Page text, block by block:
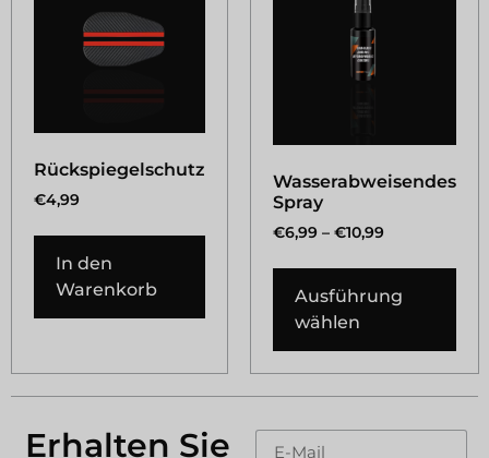
Rückspiegelschutz
€4,99
In den
Warenkorb
Wasserabweisendes
Spray
€6,99 – €10,99
Ausführung
wählen
Erhalten Sie